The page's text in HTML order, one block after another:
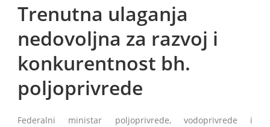
Trenutna ulaganja
nedovoljna za razvoj i
konkurentnost bh.
poljoprivrede
Federalni ministar poljoprivrede, vodoprivrede i